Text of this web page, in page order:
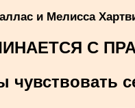
и Мелисса
С
чувствовать